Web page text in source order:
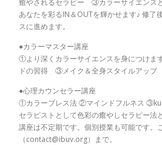
あなたを彩るIN＆OUTを輝かせます♪ 修了
スに進めます。
●カラーマスター講座
①より深くカラーサイエンスを身につけ
ドの習得 ③メイク＆全身スタイルアップ
●心理カウンセラー講座
①カラーブレス法 ②マインドフルネス
セラピストとして色彩の癒やしセラピー法
講座は不定期です。個別授業も可能です。
（contact@ibuv.org）まで。